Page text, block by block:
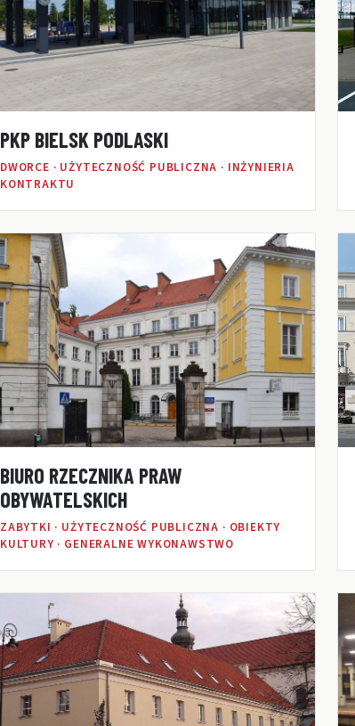
PKP BIELSK PODLASKI
DWORCE · UŻYTECZNOŚĆ PUBLICZNA · INŻYNIERIA
KONTRAKTU
BIURO RZECZNIKA PRAW
OBYWATELSKICH
ZABYTKI · UŻYTECZNOŚĆ PUBLICZNA · OBIEKTY
KULTURY · GENERALNE WYKONAWSTWO